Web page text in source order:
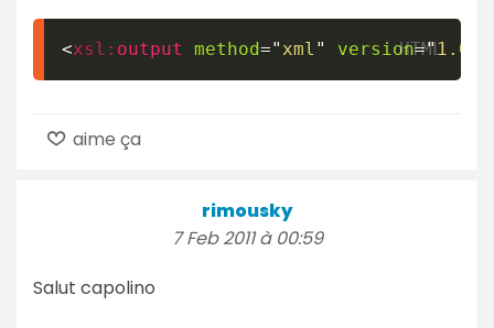
<xsl: output method=" xml " version="1.0
aime ça
rimousky
7 Feb 2011 à 00:59
Salut capolino